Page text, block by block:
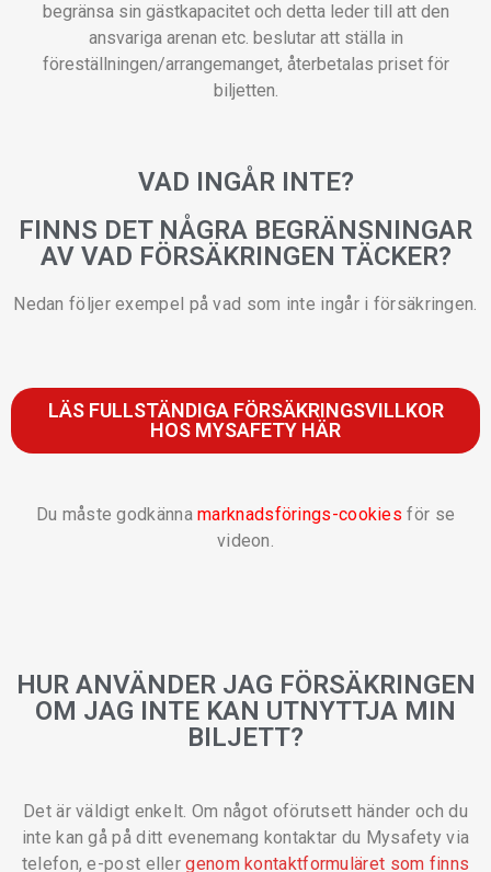
begränsa sin gästkapacitet och detta leder till att den
ansvariga arenan etc. beslutar att ställa in
föreställningen/arrangemanget, återbetalas priset för
biljetten.
VAD INGÅR INTE?
FINNS DET NÅGRA BEGRÄNSNINGAR
AV VAD FÖRSÄKRINGEN TÄCKER?
Nedan följer exempel på vad som inte ingår i försäkringen.
LÄS FULLSTÄNDIGA FÖRSÄKRINGSVILLKOR
HOS MYSAFETY HÄR
Du måste godkännamarknadsförings-cookies för se
videon.
HUR ANVÄNDER JAG FÖRSÄKRINGEN
OM JAG INTE KAN UTNYTTJA MIN
BILJETT?
Det är väldigt enkelt. Om något oförutsett händer och du
inte kan gå på ditt evenemang kontaktar du Mysafety via
telefon, e-post ellergenom kontaktformuläret som finns